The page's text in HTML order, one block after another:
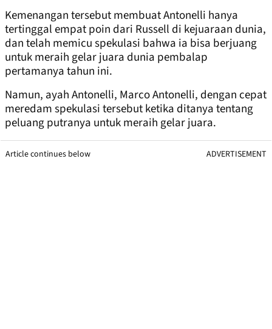
Kemenangan tersebut membuat Antonelli hanya
tertinggal empat poin dari Russell di kejuaraan dunia,
dan telah memicu spekulasi bahwa ia bisa berjuang
untuk meraih gelar juara dunia pembalap
pertamanya tahun ini.
Namun, ayah Antonelli, Marco Antonelli, dengan cepat
meredam spekulasi tersebut ketika ditanya tentang
peluang putranya untuk meraih gelar juara.
Article continues below ADVERTISEMENT